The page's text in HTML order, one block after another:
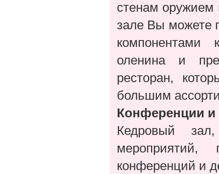
стенам оружием
зале Вы можете
компонентами
оленина и
ресторан,
большим
Конференции и
Кедровый
мероприятий,
конференций и